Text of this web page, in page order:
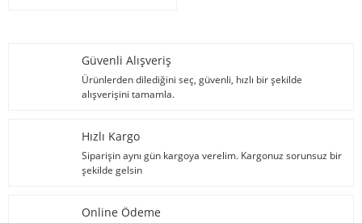
Güvenli Alışveriş
Ürünlerden dilediğini seç, güvenli, hızlı bir şekilde
alışverişini tamamla.
Hızlı Kargo
Siparişin aynı gün kargoya verelim. Kargonuz sorunsuz bir
şekilde gelsin
Online Ödeme